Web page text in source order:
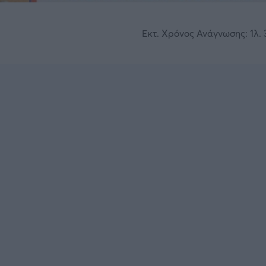
Εκτ. Χρόνος Ανάγνωσης: 1λ.